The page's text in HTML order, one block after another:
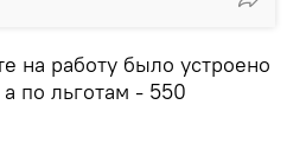
на работу было устроено
по льготам - 550